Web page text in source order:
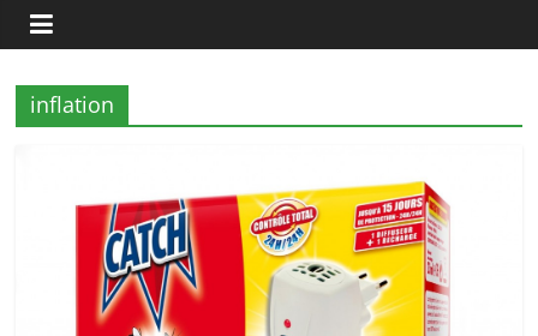
inflation